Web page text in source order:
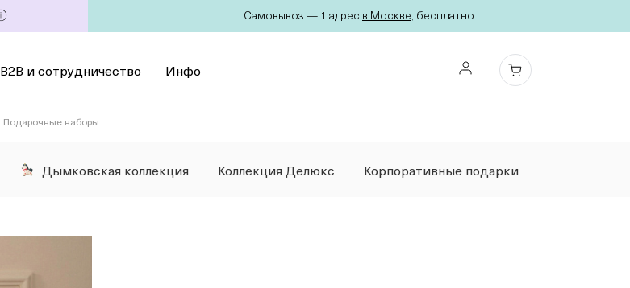
Самовывоз — 1 адрес в Москве, бесплатно
B2B и сотрудничество Инфо
Подарочные наборы
Дымковская коллекция Коллекция Делюкс Корпоративные подарки